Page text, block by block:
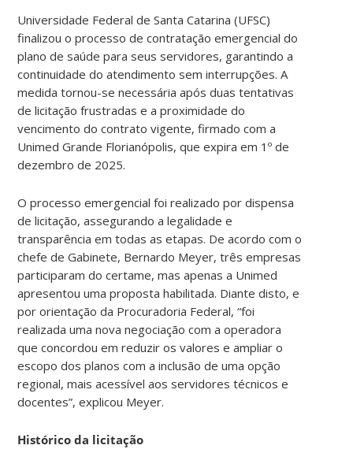
Universidade Federal de Santa Catarina (UFSC)
finalizou o processo de contratação emergencial do
plano de saúde para seus servidores, garantindo a
continuidade do atendimento sem interrupções. A
medida tornou-se necessária após duas tentativas
de licitação frustradas e a proximidade do
vencimento do contrato vigente, firmado com a
Unimed Grande Florianópolis, que expira em 1º de
dezembro de 2025.
O processo emergencial foi realizado por dispensa
de licitação, assegurando a legalidade e
transparência em todas as etapas. De acordo com o
chefe de Gabinete, Bernardo Meyer, três empresas
participaram do certame, mas apenas a Unimed
apresentou uma proposta habilitada. Diante disto, e
por orientação da Procuradoria Federal, “foi
realizada uma nova negociação com a operadora
que concordou em reduzir os valores e ampliar o
escopo dos planos com a inclusão de uma opção
regional, mais acessível aos servidores técnicos e
docentes”, explicou Meyer.
Histórico da licitação